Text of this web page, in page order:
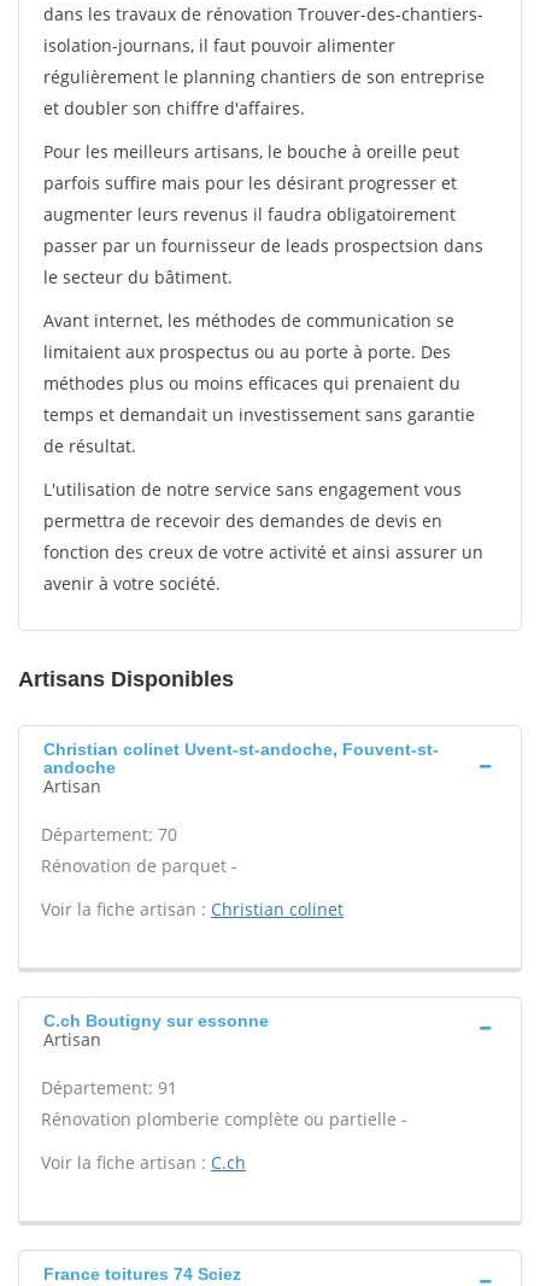
dans les travaux de rénovation Trouver-des-chantiers-
isolation-journans, il faut pouvoir alimenter
régulièrement le planning chantiers de son entreprise
et doubler son chiffre d'affaires.
Pour les meilleurs artisans, le bouche à oreille peut
parfois suffire mais pour les désirant progresser et
augmenter leurs revenus il faudra obligatoirement
passer par un fournisseur de leads prospectsion dans
le secteur du bâtiment.
Avant internet, les méthodes de communication se
limitaient aux prospectus ou au porte à porte. Des
méthodes plus ou moins efficaces qui prenaient du
temps et demandait un investissement sans garantie
de résultat.
L'utilisation de notre service sans engagement vous
permettra de recevoir des demandes de devis en
fonction des creux de votre activité et ainsi assurer un
avenir à votre société.
Artisans Disponibles
Christian colinet Uvent-st-andoche, Fouvent-st-
andoche
Artisan
Département: 70
Rénovation de parquet -
Voir la fiche artisan : Christian colinet
C.ch Boutigny sur essonne
Artisan
Département: 91
Rénovation plomberie complète ou partielle -
Voir la fiche artisan : C.ch
France toitures 74 Sciez